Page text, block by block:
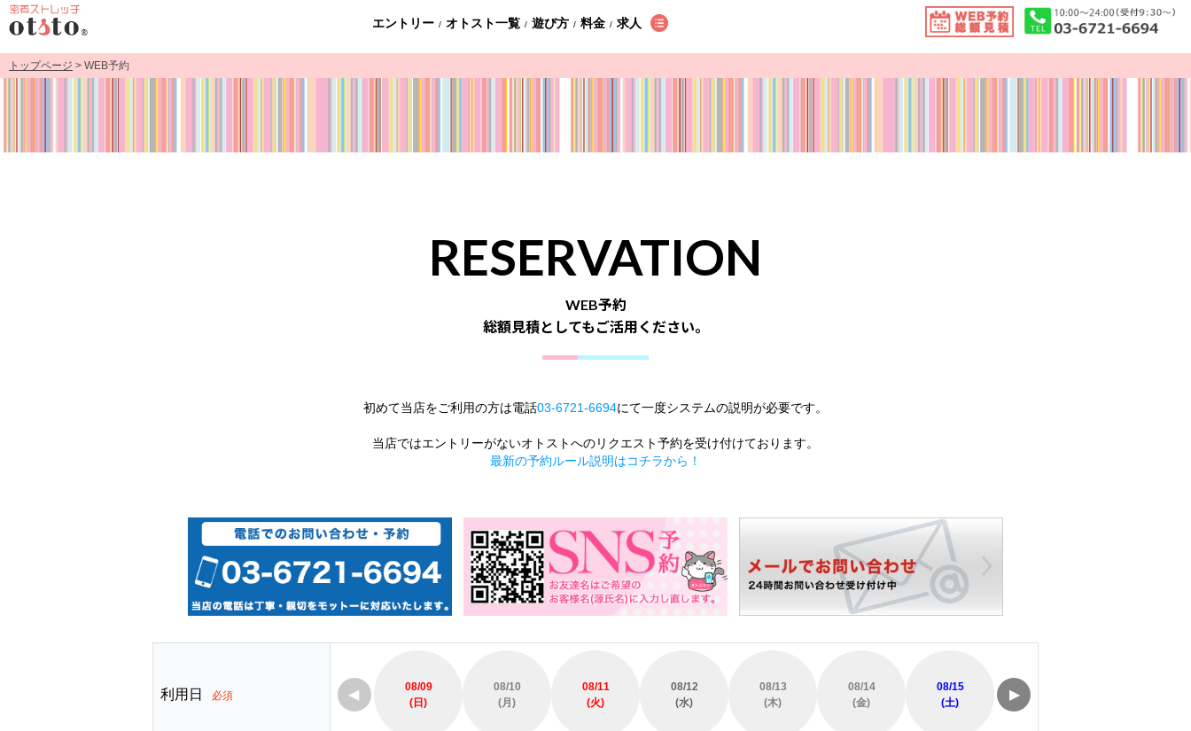
エントリー / オトスト一覧 / 遊び方 / 料金 / 求人
トップページ > WEB予約
RESERVATION
WEB予約
総額見積としてもご活用ください。
初めて当店をご利用の方は電話03-6721-6694にて一度システムの説明が必要です。
当店ではエントリーがないオトストへのリクエスト予約を受け付けております。
最新の予約ルール説明はコチラから！
利用日 必須 ◀
08/09
(日)
08/10
(月)
08/11
(火)
08/12
(水)
08/13
(木)
08/14
(金)
08/15
(土)
08/16
(日)
▶